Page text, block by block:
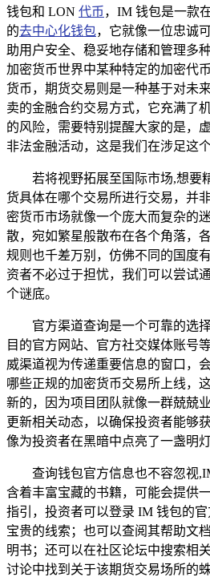
钱包和 LON 代币 ，IM 钱包是一款
的去中心化钱包，它就像一位忠诚
助用户安全、稳妥地存储和管理多
加密货币世界中某种特定的加密代
货币，期货交易则是一种基于对未
卖的金融合约交易方式，它充满了
的风险，需要特别提醒大家的是，
非法金融活动，这是我们在涉足这
若将视野拓展至国际市场,想要
货具体在哪个交易所进行交易，并
密货币市场就像一个庞大而复杂的
散，宛如繁星般散布在各个角落，
规则也千差万别，仿佛不同的国度
资者不必过于担忧，我们可以尝试
个谜底。
官方渠道查询是一个可靠的选
目的官方网站、官方社交媒体账号
威渠道视为传递重要信息的窗口，
哪些正规的加密货币交易所上线，
新的，因为项目团队就像一群兢兢
更新相关动态，以确保投资者能够
像为投资者在黑暗中点亮了一盏明灯
查询钱包官方信息也不容忽视
含着丰富宝藏的书籍，可能会提供
指引，投资者可以登录 IM 钱包的
宝贵的线索；也可以查阅其帮助文
明书；还可以在社区论坛中搜索相
讨论中找到关于该期货交易场所的